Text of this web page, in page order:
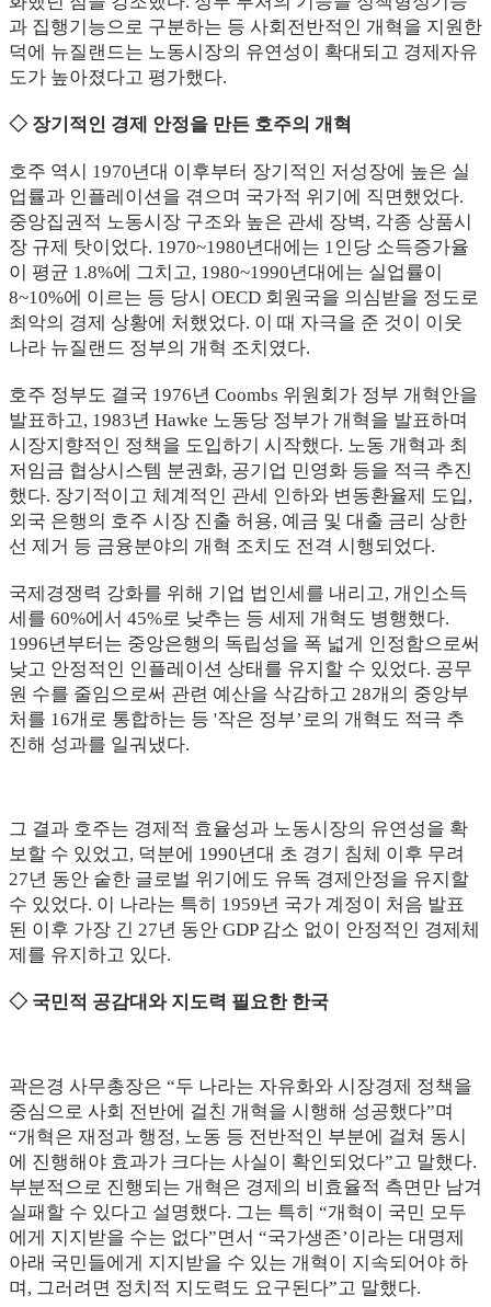
과 집행기능으로 구분하는 등 사회전반적인 개혁을 지원한
덕에 뉴질랜드는 노동시장의 유연성이 확대되고 경제자유
도가 높아졌다고 평가했다.
◇ 장기적인 경제 안정을 만든 호주의 개혁
호주 역시 1970년대 이후부터 장기적인 저성장에 높은 실
업률과 인플레이션을 겪으며 국가적 위기에 직면했었다.
중앙집권적 노동시장 구조와 높은 관세 장벽, 각종 상품시
장 규제 탓이었다. 1970~1980년대에는 1인당 소득증가율
이 평균 1.8%에 그치고, 1980~1990년대에는 실업률이
8~10%에 이르는 등 당시 OECD 회원국을 의심받을 정도로
최악의 경제 상황에 처했었다. 이 때 자극을 준 것이 이웃
나라 뉴질랜드 정부의 개혁 조치였다.
호주 정부도 결국 1976년 Coombs 위원회가 정부 개혁안을
발표하고, 1983년 Hawke 노동당 정부가 개혁을 발표하며
시장지향적인 정책을 도입하기 시작했다. 노동 개혁과 최
저임금 협상시스템 분권화, 공기업 민영화 등을 적극 추진
했다. 장기적이고 체계적인 관세 인하와 변동환율제 도입,
외국 은행의 호주 시장 진출 허용, 예금 및 대출 금리 상한
선 제거 등 금융분야의 개혁 조치도 전격 시행되었다.
국제경쟁력 강화를 위해 기업 법인세를 내리고, 개인소득
세를 60%에서 45%로 낮추는 등 세제 개혁도 병행했다.
1996년부터는 중앙은행의 독립성을 폭 넓게 인정함으로써
낮고 안정적인 인플레이션 상태를 유지할 수 있었다. 공무
원 수를 줄임으로써 관련 예산을 삭감하고 28개의 중앙부
처를 16개로 통합하는 등 '작은 정부’로의 개혁도 적극 추
진해 성과를 일궈냈다.
그 결과 호주는 경제적 효율성과 노동시장의 유연성을 확
보할 수 있었고, 덕분에 1990년대 초 경기 침체 이후 무려
27년 동안 숱한 글로벌 위기에도 유독 경제안정을 유지할
수 있었다. 이 나라는 특히 1959년 국가 계정이 처음 발표
된 이후 가장 긴 27년 동안 GDP 감소 없이 안정적인 경제체
제를 유지하고 있다.
◇ 국민적 공감대와 지도력 필요한 한국
곽은경 사무총장은 “두 나라는 자유화와 시장경제 정책을
중심으로 사회 전반에 걸친 개혁을 시행해 성공했다”며
“개혁은 재정과 행정, 노동 등 전반적인 부분에 걸쳐 동시
에 진행해야 효과가 크다는 사실이 확인되었다”고 말했다.
부분적으로 진행되는 개혁은 경제의 비효율적 측면만 남겨
실패할 수 있다고 설명했다. 그는 특히 “개혁이 국민 모두
에게 지지받을 수는 없다”면서 “국가생존’이라는 대명제
아래 국민들에게 지지받을 수 있는 개혁이 지속되어야 하
며, 그러려면 정치적 지도력도 요구된다”고 말했다.